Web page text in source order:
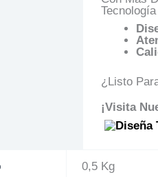
¿Listo
¡Visita
0,5 Kg